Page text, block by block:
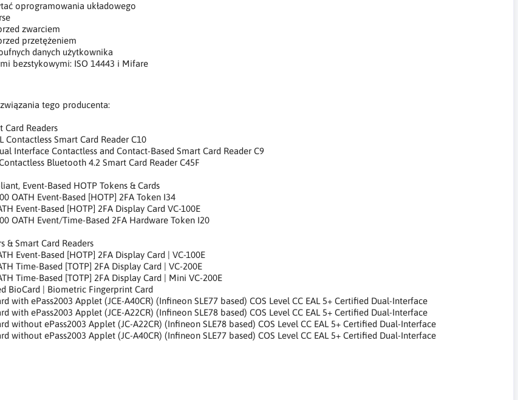
oprogramowania układowego
zwarciem
przetężeniem
danych użytkownika
bezstykowymi: ISO 14443 i Mifare
tego producenta:
Card Readers
Contactless Smart Card Reader C10
Interface Contactless and Contact-Based Smart Card Reader C9
Bluetooth 4.2 Smart Card Reader C45F
Event-Based HOTP Tokens & Cards
OATH Event-Based [HOTP] 2FA Token I34
Event-Based [HOTP] 2FA Display Card VC-100E
OATH Event/Time-Based 2FA Hardware Token I20
& Smart Card Readers
Event-Based [HOTP] 2FA Display Card | VC-100E
Time-Based [TOTP] 2FA Display Card | VC-200E
Time-Based [TOTP] 2FA Display Card | Mini VC-200E
BioCard | Biometric Fingerprint Card
with ePass2003 Applet (JCE-A40CR) (Infineon SLE77 based) COS Level CC EAL 5+ Certified Dual-Interface
with ePass2003 Applet (JCE-A22CR) (Infineon SLE78 based) COS Level CC EAL 5+ Certified Dual-Interface
without ePass2003 Applet (JC-A22CR) (Infineon SLE78 based) COS Level CC EAL 5+ Certified Dual-Interface
without ePass2003 Applet (JC-A40CR) (Infineon SLE77 based) COS Level CC EAL 5+ Certified Dual-Interface